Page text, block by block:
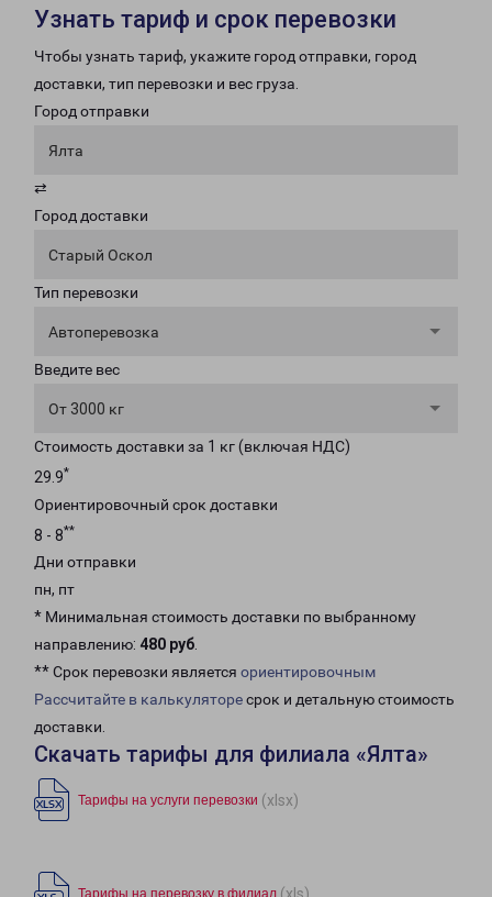
Узнать тариф и срок перевозки
Чтобы узнать тариф, укажите город отправки, город
доставки, тип перевозки и вес груза.
Город отправки
Ялта
⇄
Город доставки
Старый Оскол
Тип перевозки
Автоперевозка
Введите вес
От 3000 кг
Стоимость доставки за 1 кг (включая НДС)
29.9*
Ориентировочный срок доставки
8 - 8**
Дни отправки
пн, пт
* Минимальная стоимость доставки по выбранному
направлению: 480 руб.
** Срок перевозки является ориентировочным
Рассчитайте в калькуляторесрок и детальную стоимость
доставки.
Скачать тарифы для филиала «Ялта»
Тарифы на услуги перевозки (xlsx)